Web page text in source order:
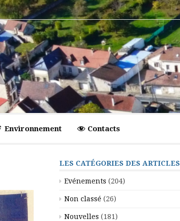
Environnement Contacts
LES CATÉGORIES DES ARTICLES
Evénements (204)
Non classé (26)
Nouvelles (181)